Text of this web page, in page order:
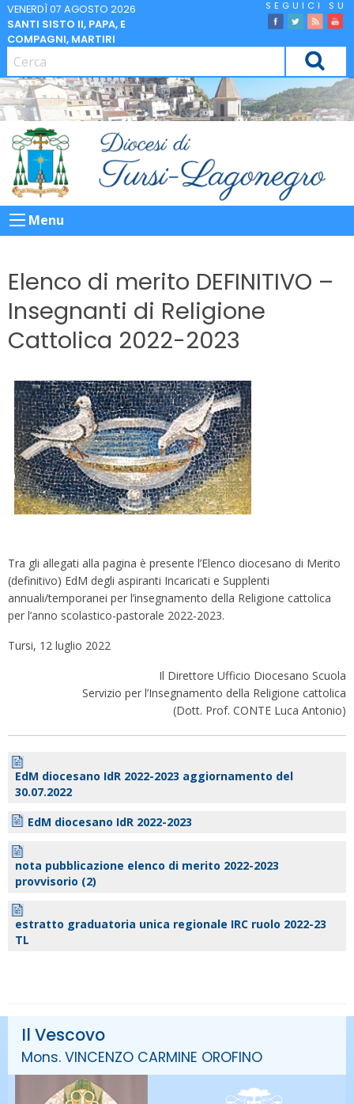
Skip
to
content
VENERDÌ 07 AGOSTO 2026
SANTI SISTO II, PAPA, E
COMPAGNI, MARTIRI
facebook
Twitter
Feed
CERCA
Menu
Elenco di merito DEFINITIVO –
Insegnanti di Religione
Cattolica 2022-2023
Tra gli allegati alla pagina è presente l’Elenco diocesano di Merito
(definitivo) EdM degli aspiranti Incaricati e Supplenti
annuali/temporanei per l’insegnamento della Religione cattolica
per l’anno scolastico-pastorale 2022-2023.
Tursi, 12 luglio 2022
Il Direttore Ufficio Diocesano Scuola
Servizio per l’Insegnamento della Religione cattolica
(Dott. Prof. CONTE Luca Antonio)
EdM diocesano IdR 2022-2023 aggiornamento del
30.07.2022
EdM diocesano IdR 2022-2023
nota pubblicazione elenco di merito 2022-2023
provvisorio (2)
estratto graduatoria unica regionale IRC ruolo 2022-23
TL
Il Vescovo
Mons. VINCENZO CARMINE OROFINO